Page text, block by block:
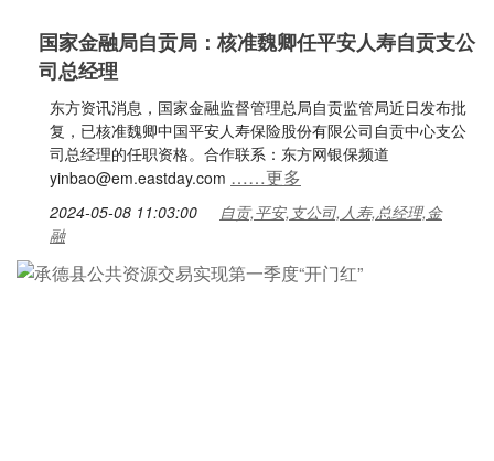
国家金融局自贡局：核准魏卿任平安人寿自贡支公
司总经理
东方资讯消息，国家金融监督管理总局自贡监管局近日发布批
复，已核准魏卿中国平安人寿保险股份有限公司自贡中心支公
司总经理的任职资格。合作联系：东方网银保频道
yinbao@em.eastday.com ……更多
2024-05-08 11:03:00
自贡,平安,支公司,人寿,总经理,金
融